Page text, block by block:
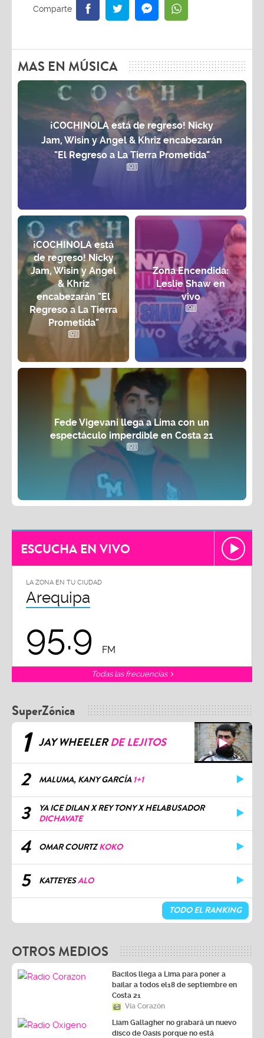
MAS EN MÚSICA
¡COCHINOLA está de regreso! Nicky
Jam, Wisin y Angel & Khriz encabezarán
"El Regreso a La Tierra Prometida"
¡COCHINOLA está
de regreso! Nicky
Jam, Wisin y Angel
& Khriz
encabezarán "El
Regreso a La Tierra
Prometida"
Zona Encendida:
Leslie Shaw en
vivo
Fede Vigevani llega a Lima con un
espectáculo imperdible en Costa 21
ESCUCHA EN VIVO
LA ZONA EN TU CIUDAD
Arequipa
95.9 FM
Todas las frecuencias
SuperZónica
1 JAY WHEELERDE LEJITOS
2 MALUMA, KANY GARCÍA 1+1
3
YA ICE DILAN X REY TONY X HELABUSADOR
DICHAVATE
4 OMAR COURTZKOKO
5 KATTEYESALO
TODO EL RANKING
OTROS MEDIOS
Bacilos llega a Lima para poner a
bailar a todos el18 de septiembre en
Costa 21
Vía Corazón
Liam Gallagher no grabará un nuevo
disco de Oasis porque no está